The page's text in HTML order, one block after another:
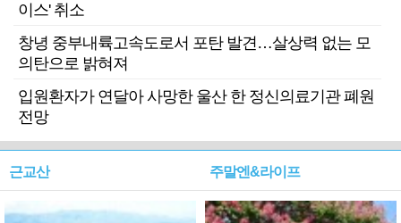
이스' 취소
창녕 중부내륙고속도로서 포탄 발견…살상력 없는 모
의탄으로 밝혀져
입원환자가 연달아 사망한 울산 한 정신의료기관 폐원
전망
근교산 주말엔&라이프